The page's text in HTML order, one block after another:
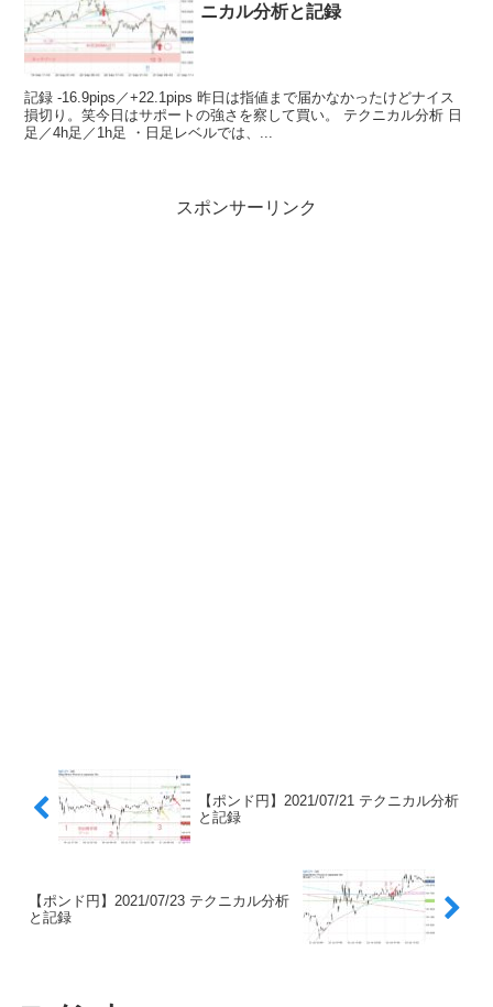
ニカル分析と記録
記録 -16.9pips／+22.1pips 昨日は指値まで届かなかったけどナイス
損切り。笑今日はサポートの強さを察して買い。 テクニカル分析 日
足／4h足／1h足 ・日足レベルでは、...
スポンサーリンク
【ポンド円】2021/07/21 テクニカル分析
と記録
【ポンド円】2021/07/23 テクニカル分析
と記録